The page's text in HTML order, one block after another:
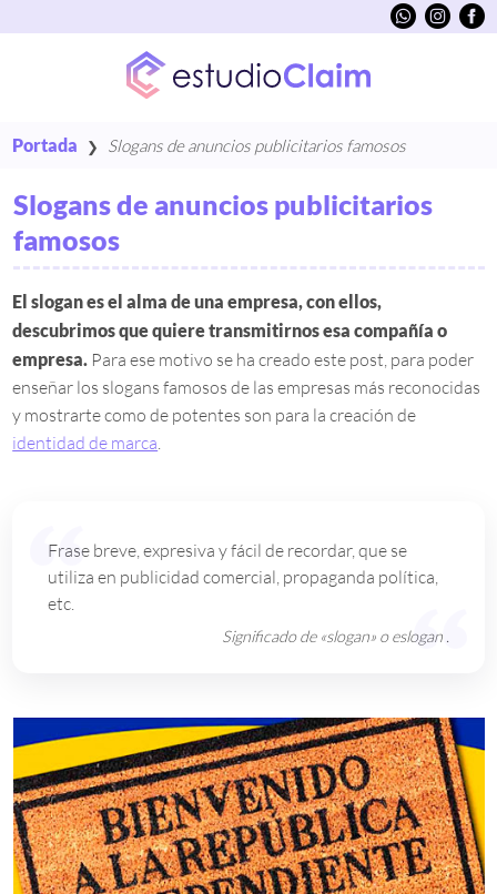
al
Portada ❯ Slogans de anuncios publicitarios famosos
Slogans de anuncios publicitarios
famosos
El slogan es el alma de una empresa, con ellos,
descubrimos que quiere transmitirnos esa compañía o
empresa. Para ese motivo se ha creado este post, para poder
enseñar los slogans famosos de las empresas más reconocidas
y mostrarte como de potentes son para la creación de
identidad de marca
Frase breve, expresiva y fácil de recordar, que se
utiliza en publicidad comercial, propaganda política,
etc.
Significado de «slogan» o eslogan .